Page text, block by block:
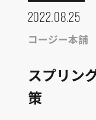
2022.08.25
コージー本舗
スプリン
策